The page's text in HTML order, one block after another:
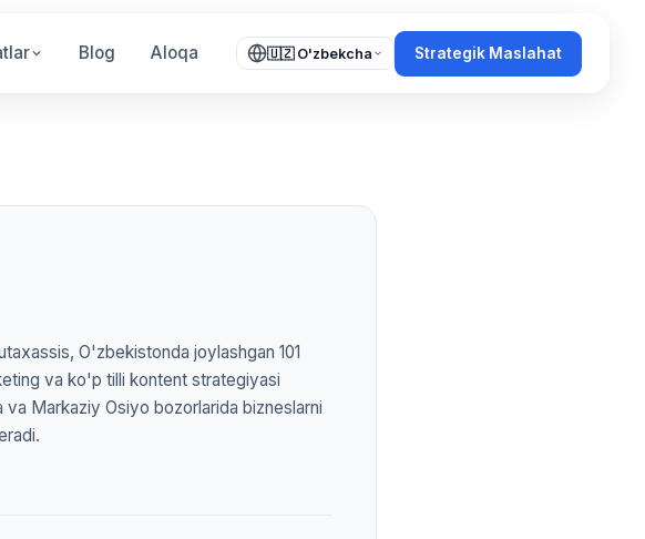
Blog Aloqa 🇺🇿 O'zbekcha Strategik Maslahat
O'zbekistonda joylashgan 101
va ko'p tilli kontent strategiyasi
Markaziy Osiyo bozorlarida bizneslarni